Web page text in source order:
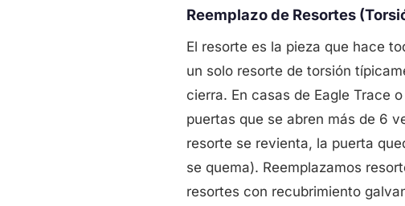
Reemplazo de Resortes
El resorte es la pieza que hace
un solo resorte de torsión
cierra. En casas de Eagle Trace
puertas que se abren más de 6
resorte se revienta, la puerta
se quema). Reemplazamos
resortes con recubrimiento